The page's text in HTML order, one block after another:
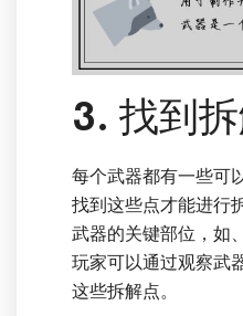
3. 找到
每个武器都有一些可
找到这些点才能进行
武器的关键部位，如
玩家可以通过观察武
这些拆解点。